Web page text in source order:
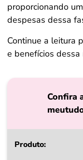
proporcionando
despesas dessa
Continue a leitura
e benefícios
Confira
Produto